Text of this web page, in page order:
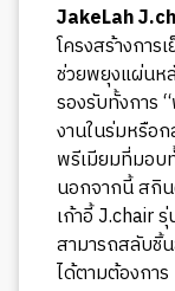
JakeLah
โครงสร้างการ
ช่วยพยุงแผ่นห
รองรับทั้งการ
งานในร่มหรือก
พรีเมียมที่มอบ
นอกจากนี้ สกิน
เก้าอี้ J.chair
สามารถสลับชิ้
ได้ตามต้องการ